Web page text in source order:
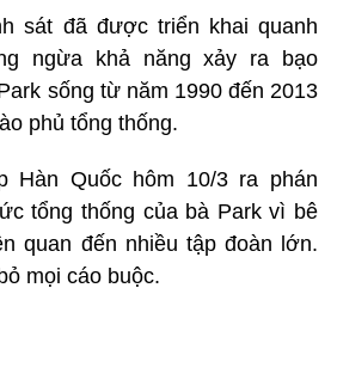
sát đã được triển khai quanh
ngừa khả năng xảy ra bạo
sống từ năm 1990 đến 2013
phủ tổng thống.
Hàn Quốc hôm 10/3 ra phán
tổng thống của bà Park vì bê
quan đến nhiều tập đoàn lớn.
mọi cáo buộc.